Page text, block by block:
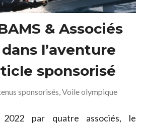
& Associés
l’aventure
sponsorisé
sponsorisés,Voile olympique
par quatre associés, le